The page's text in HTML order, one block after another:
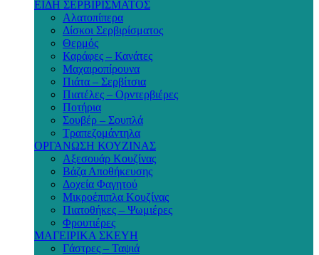
ΕΙΔΗ ΣΕΡΒΙΡΙΣΜΑΤΟΣ
Αλατοπίπερα
Δίσκοι Σερβιρίσματος
Θερμός
Καράφες – Κανάτες
Μαχαιροπίρουνα
Πιάτα – Σερβίτσια
Πιατέλες – Ορντερβιέρες
Ποτήρια
Σουβέρ – Σουπλά
Τραπεζομάντηλα
ΟΡΓΑΝΩΣΗ ΚΟΥΖΙΝΑΣ
Αξεσουάρ Κουζίνας
Βάζα Αποθήκευσης
Δοχεία Φαγητού
Μικροέπιπλα Κουζίνας
Πιατοθήκες – Ψωμιέρες
Φρουτιέρες
ΜΑΓΕΙΡΙΚΑ ΣΚΕΥΗ
Γάστρες – Ταψιά